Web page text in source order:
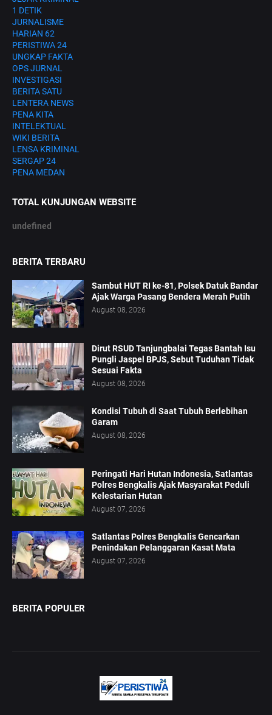
1 DETIK
JURNALISME
HARIAN 62
PERISTIWA 24
UNGKAP FAKTA
OPS JURNAL
INVESTIGASI
BERITA SATU
LENTERA NEWS
PENA KITA
INTELEKTUAL
WIKI BERITA
LENSA KRIMINAL
SERGAP 24
PENA MEDAN
TOTAL KUNJUNGAN WEBSITE
undefned
BERITA TERBARU
Sambut HUT RI ke-81, Polsek Datuk Bandar
Ajak Warga Pasang Bendera Merah Putih
August 08, 2026
Dirut RSUD Tanjungbalai Tegas Bantah Isu
Pungli Jaspel BPJS, Sebut Tuduhan Tidak
Sesuai Fakta
August 08, 2026
Kondisi Tubuh di Saat Tubuh Berlebihan
Garam
August 08, 2026
Peringati Hari Hutan Indonesia, Satlantas
Polres Bengkalis Ajak Masyarakat Peduli
Kelestarian Hutan
August 07, 2026
Satlantas Polres Bengkalis Gencarkan
Penindakan Pelanggaran Kasat Mata
August 07, 2026
BERITA POPULER